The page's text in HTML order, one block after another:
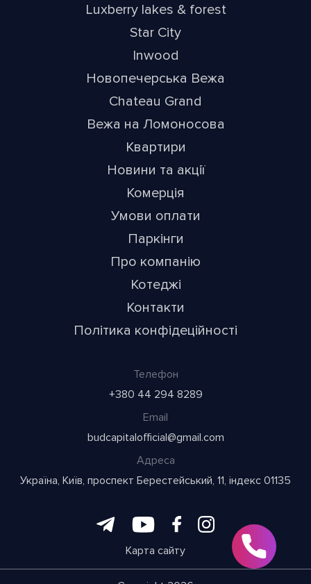
Карта сайту
Luxberry lakes & forest
Star City
Inwood
Новопечерська Вежа
Chateau Grand
Вежа на Ломоносова
Квартири
Новини та акції
Комерція
Умови оплати
Паркінги
Про компанію
Котеджі
Контакти
Політика конфідеційності
Телефон
+380 44 294 8289
Email
budcapitalofficial@gmail.com
Адреса
Україна, Київ, проспект Берестейський, 11, індекс 01135